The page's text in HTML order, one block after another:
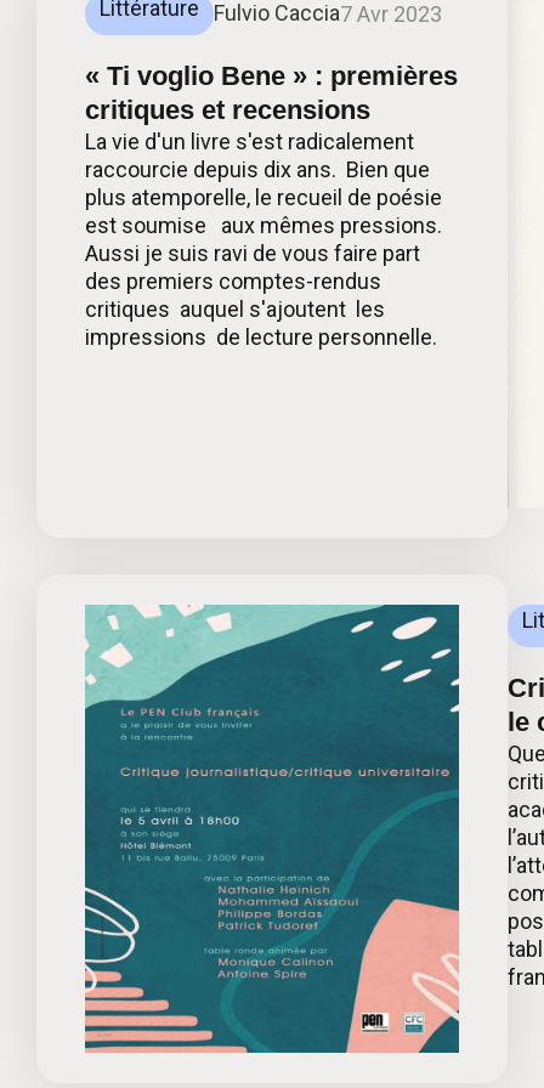
Littérature Fulvio Caccia7 Avr 2023
« Ti voglio Bene » : premières
critiques et recensions
La vie d'un livre s'est radicalement
raccourcie depuis dix ans. Bien que
plus atemporelle, le recueil de poésie
est soumise aux mêmes pressions.
Aussi je suis ravi de vous faire part
des premiers comptes-rendus
critiques auquel s'ajoutent les
impressions de lecture personnelle.
le